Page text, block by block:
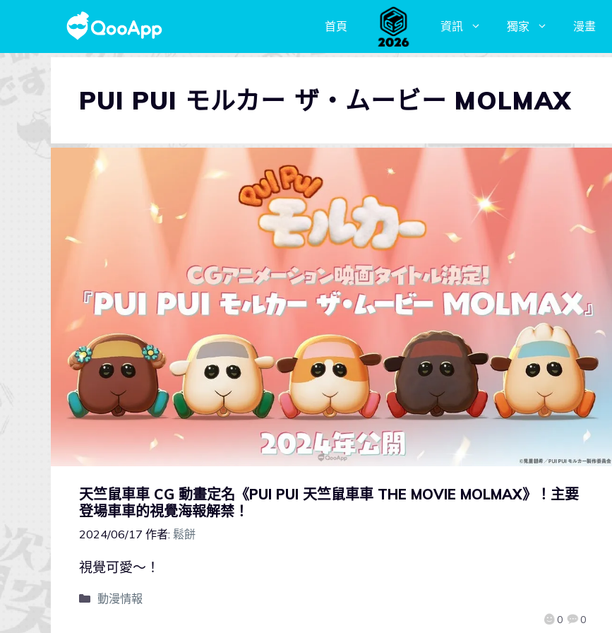
首頁 資訊 獨家 漫畫
PUI PUI モルカー ザ・ムービー MOLMAX
天竺鼠車車 CG 動畫定名《PUI PUI 天竺鼠車車 THE MOVIE MOLMAX》！主要
登場車車的視覺海報解禁！
2024/06/17 作者: 鬆餅
0 0
視覺可愛～！
動漫情報